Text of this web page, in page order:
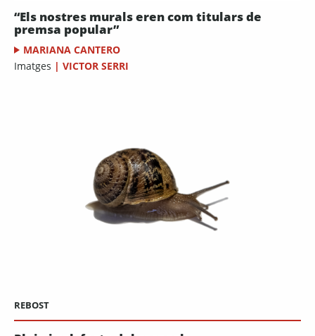
“Els nostres murals eren com titulars de
premsa popular”
MARIANA CANTERO
Imatges | VICTOR SERRI
REBOST